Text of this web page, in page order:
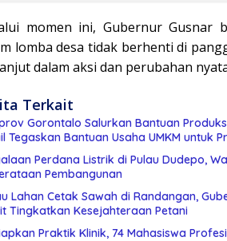
momen ini, Gubernur Gusnar
lomba desa tidak berhenti di
dalam aksi dan perubahan
Terkait
Gorontalo Salurkan Bantuan
Tegaskan Bantuan Usaha UMKM untuk
Perdana Listrik di Pulau Dudepo,
Pembangunan
Lahan Cetak Sawah di Randangan,
Tingkatkan Kesejahteraan Petani
Praktik Klinik, 74 Mahasiswa